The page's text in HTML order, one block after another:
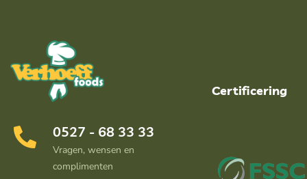
0527 - 68 33 33
Vragen, wensen en
complimenten
Certificering